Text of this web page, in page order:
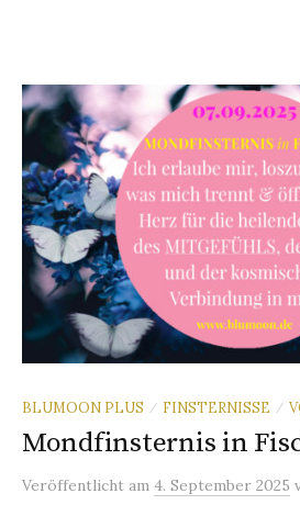
BLUMOON PLUS / FINSTERNISSE /
Mondfinsternis in
Veröffentlicht am 4. September 2025